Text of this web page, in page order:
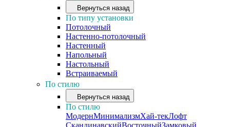
Вернуться назад
По типу установки
Потолочный
Настенно-потолочный
Настенный
Напольный
Настольный
Встраиваемый
По стилю
Вернуться назад
По стилю
МодернМинимализмХай-текЛофт
СкандинавскийВосточныйЗамковый